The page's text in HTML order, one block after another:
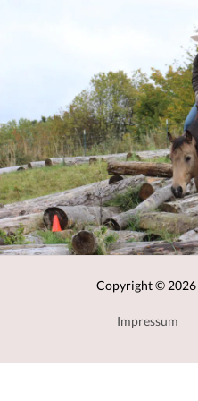
Copyright © 2026
Impressum